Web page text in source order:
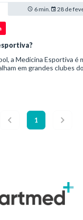
portador, sendo
que simultâneos, em
creches e escolas.
6 min. 28 de
a Medicina Esportiva é
em grandes clubes
1